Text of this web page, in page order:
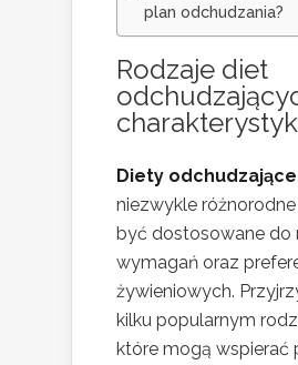
plan odchudzania?
Rodzaje diet
Diety odchudzające
niezwykle
być dostosowane do
wymagań oraz
żywieniowych.
kilku popularnym
które mogą wspierać